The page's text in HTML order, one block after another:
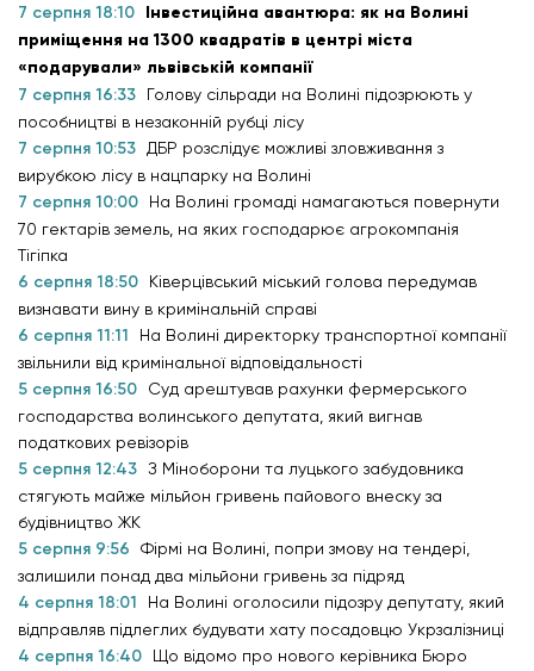
7 серпня 18:10 Інвестиційна авантюра: як на Волині
приміщення на 1300 квадратів в центрі міста
«подарували» львівській компанії
7 серпня 16:33
Голову сільради на Волині підозрюють у
пособництві в незаконній рубці лісу
7 серпня 10:53
ДБР розслідує можливі зловживання з
вирубкою лісу в нацпарку на Волині
7 серпня 10:00
На Волині громаді намагаються повернути
70 гектарів земель, на яких господарює агрокомпанія
Тігіпка
6 серпня 18:50
Ківерцівський міський голова передумав
визнавати вину в кримінальній справі
6 серпня 11:11
На Волині директорку транспортної компанії
звільнили від кримінальної відповідальності
5 серпня 16:50
Суд арештував рахунки фермерського
господарства волинського депутата, який вигнав
податкових ревізорів
5 серпня 12:43 З Міноборони та луцького забудовника
стягують майже мільйон гривень пайового внеску за
будівництво ЖК
5 серпня 9:56
Фірмі на Волині, попри змову на тендері,
залишили понад два мільйони гривень за підряд
4 серпня 18:01
На Волині оголосили підозру депутату, який
відправляв підлеглих будувати хату посадовцю Укрзалізниці
4 серпня 16:40
Що відомо про нового керівника Бюро